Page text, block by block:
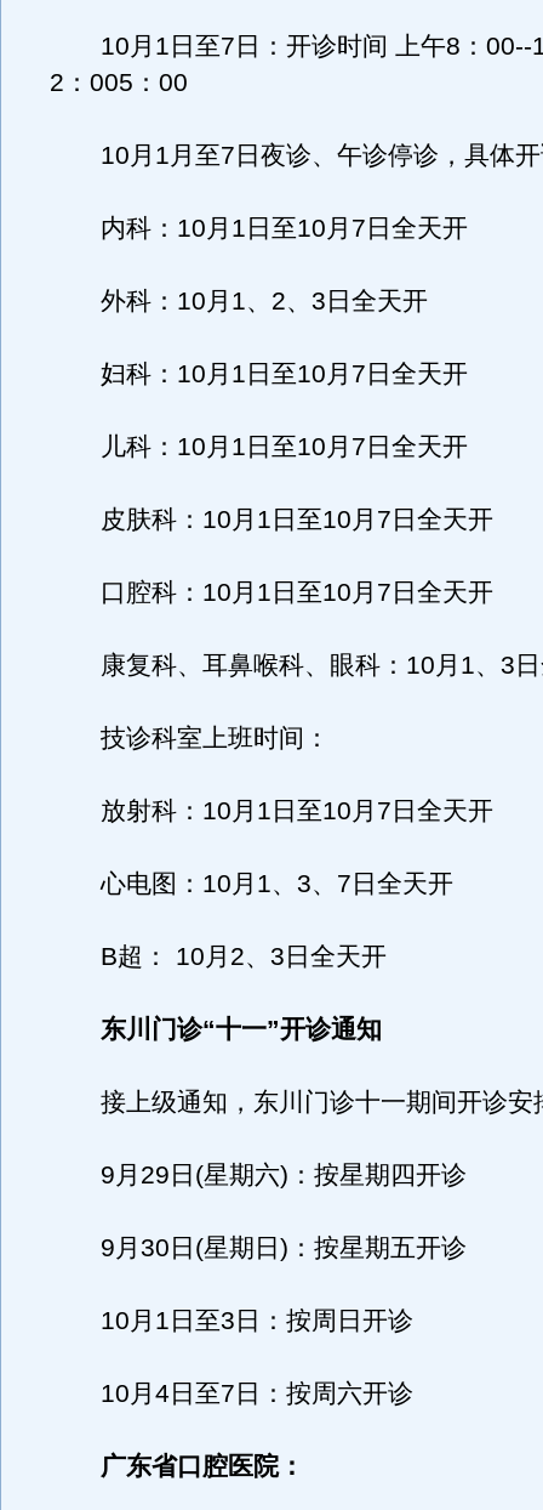
10月1日至7日：开诊时间 上午8：00--
2：005：00
10月1月至7日夜诊、午诊停诊，具体开
内科：10月1日至10月7日全天开
外科：10月1、2、3日全天开
妇科：10月1日至10月7日全天开
儿科：10月1日至10月7日全天开
皮肤科：10月1日至10月7日全天开
口腔科：10月1日至10月7日全天开
康复科、耳鼻喉科、眼科：10月1、3日
技诊科室上班时间：
放射科：10月1日至10月7日全天开
心电图：10月1、3、7日全天开
B超： 10月2、3日全天开
东川门诊“十一”开诊通知
接上级通知，东川门诊十一期间开诊安
9月29日(星期六)：按星期四开诊
9月30日(星期日)：按星期五开诊
10月1日至3日：按周日开诊
10月4日至7日：按周六开诊
广东省口腔医院：